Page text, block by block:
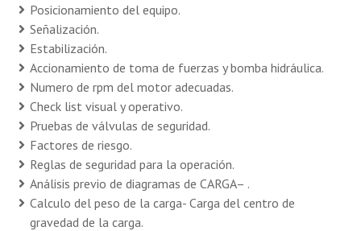
Posicionamiento del equipo.
Señalización.
Estabilización.
Accionamiento de toma de fuerzas y bomba hidráulica.
Numero de rpm del motor adecuadas.
Check list visual y operativo.
Pruebas de válvulas de seguridad.
Factores de riesgo.
Reglas de seguridad para la operación.
Análisis previo de diagramas de CARGA– .
Calculo del peso de la carga- Carga del centro de
gravedad de la carga.